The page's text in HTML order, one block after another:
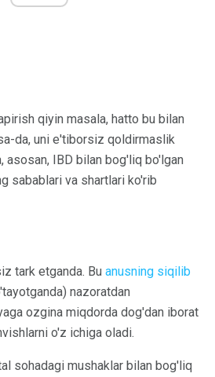
qiyin masala, hatto bu bilan
da, uni e'tiborsiz qoldirmaslik
asosan, IBD bilan bog'liq bo'lgan
sabablari va shartlari ko'rib
tark etganda. Bu anusning siqilib
nazoratdan
ozgina miqdorda dog'dan iborat
o'z ichiga oladi.
sohadagi mushaklar bilan bog'liq